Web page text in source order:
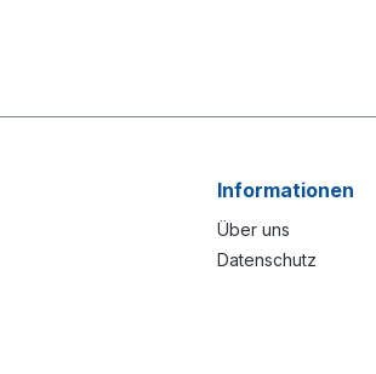
Informationen
Über uns
Datenschutz